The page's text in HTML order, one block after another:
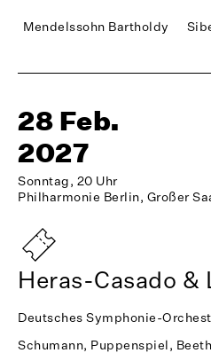
Mendelssohn Bartholdy
28 Feb.
2027
Sonntag, 20 Uhr
Philharmonie Berlin, Großer
Heras-Casado &
Deutsches Symphonie-
Schumann, Puppenspiel,